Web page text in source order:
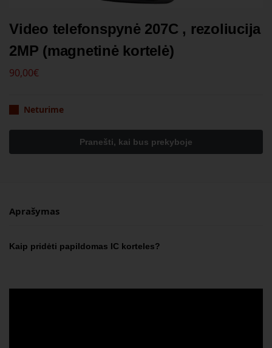
Video telefonspynė 207C , rezoliucija
2MP (magnetinė kortelė)
90,00€
Neturime
Aprašymas
Kaip pridėti papildomas IC korteles?